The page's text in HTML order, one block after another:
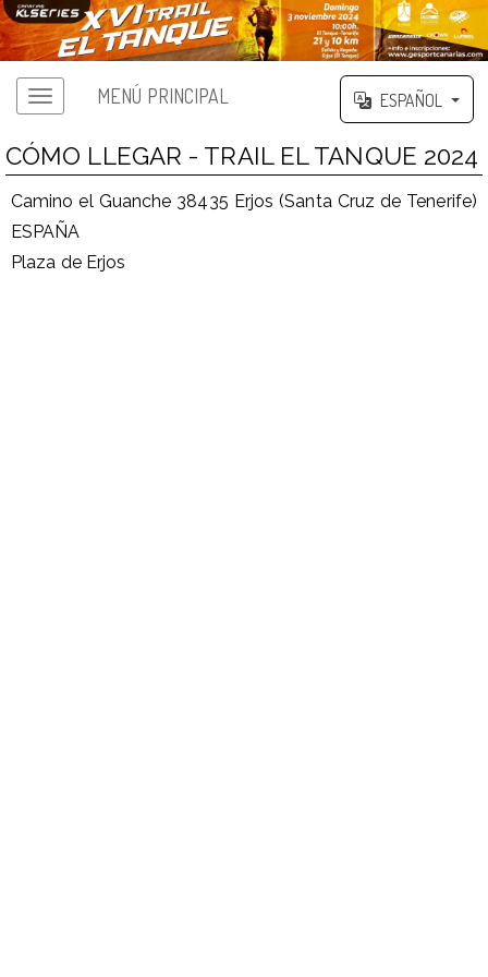
MENÚ PRINCIPAL ESPAÑOL
CÓMO LLEGAR - TRAIL EL TANQUE 2024
Camino el Guanche 38435 Erjos (Santa Cruz de Tenerife)
ESPAÑA
Plaza de Erjos